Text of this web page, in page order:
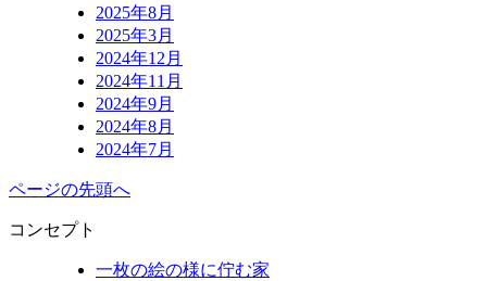
2025年8月
2025年3月
2024年12月
2024年11月
2024年9月
2024年8月
2024年7月
ページの先頭へ
コンセプト
一枚の絵の様に佇む家